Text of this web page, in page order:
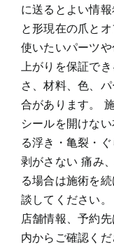
に送るとよい情
と形現在の爪と
使いたいパーツ
上がりを保証で
さ、材料、色、
合があります。
シールを開けな
る浮き・亀裂・
剥がさない 痛み
る場合は施術を
談してください。
店舗情報、予約
内からご確認くだ